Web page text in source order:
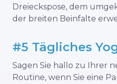
Dreieckspose, dem
der breiten Beinfalte
#5 Tägliches
Sagen Sie hallo zu Ihrer
Routine, wenn Sie eine